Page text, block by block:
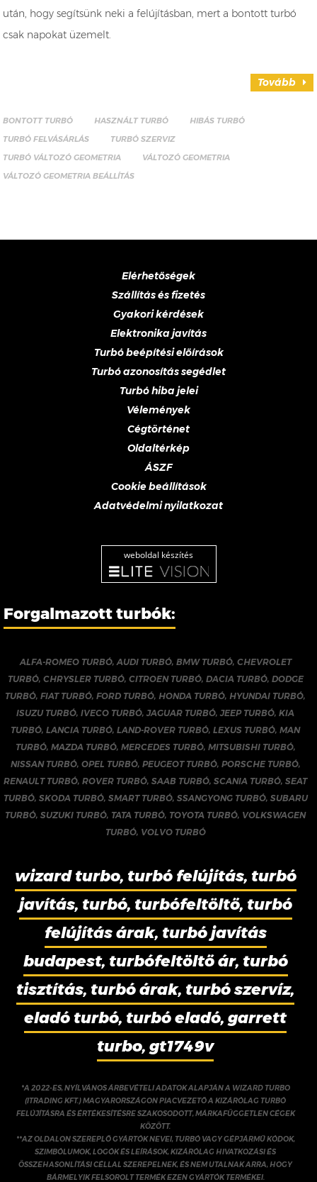
után, hogy segítsünk neki a felújításban, mert a bontott turbó
csak napokat üzemelt.
Tovább
BONTOTT TURBÓ HASZNÁLT TURBÓ
HIBÁS TURBÓ
TURBÓ FELVÁSÁRLÁS
TURBÓ SZERVIZ
TURBÓ VÁLTOZÓ GEOMETRIA
VÁLTOZÓ GEOMETRIA
VÁLTOZÓ GEOMETRIA BEÁLLÍTÁS
Elérhetőségek
Szállítás és fizetés
Gyakori kérdések
Elektronika javítás
Turbó beépítési előírások
Turbó azonosítás segédlet
Turbó hiba jelei
Vélemények
Cégtörténet
Oldaltérkép
ÁSZF
Cookie beállítások
Adatvédelmi nyilatkozat
weboldal készítés
Forgalmazott turbók:
ALFA-ROMEO TURBÓ,AUDI TURBÓ, BMW TURBÓ, CHEVROLET
TURBÓ, CHRYSLER TURBÓ, CITROEN TURBÓ, DACIA TURBÓ, DODGE
TURBÓ,FIAT TURBÓ,FORD TURBÓ, HONDA TURBÓ, HYUNDAI TURBÓ,
ISUZU TURBÓ,IVECO TURBÓ,JAGUAR TURBÓ,JEEP TURBÓ,KIA
TURBÓ,LANCIA TURBÓ,LAND-ROVER TURBÓ,LEXUS TURBÓ,MAN
TURBÓ, MAZDA TURBÓ, MERCEDES TURBÓ, MITSUBISHI TURBÓ,
NISSAN TURBÓ, OPEL TURBÓ, PEUGEOT TURBÓ, PORSCHE TURBÓ,
RENAULT TURBÓ,ROVER TURBÓ,SAAB TURBÓ,SCANIA TURBÓ,SEAT
TURBÓ, SKODA TURBÓ, SMART TURBÓ, SSANGYONG TURBÓ, SUBARU
TURBÓ,SUZUKI TURBÓ, TATA TURBÓ, TOYOTA TURBÓ, VOLKSWAGEN
TURBÓ, VOLVO TURBÓ
wizard turbo, turbó felújítás, turbó
javítás, turbó, turbófeltöltő, turbó
felújítás árak, turbó javítás
budapest, turbófeltöltő ár, turbó
tisztítás, turbó árak, turbó szervíz,
eladó turbó, turbó eladó, garrett
turbo, gt1749v
*A 2022-ES, NYÍLVÁNOS ÁRBEVÉTELI ADATOK ALAPJÁN A WIZARD TURBO
(ITRADING KFT.) MAGYARORSZÁGON PIACVEZETŐ A KIZÁRÓLAG TURBÓ
FELÚJÍTÁSRA ÉS ÉRTÉKESÍTÉSRE SZAKOSODOTT, MÁRKAFÜGGETLEN CÉGEK
KÖZÖTT.
**AZ OLDALON SZEREPLŐ GYÁRTÓK NEVEI, TURBÓ VAGY GÉPJÁRMŰ KÓDOK,
SZIMBÓLUMOK, LOGÓK ÉS LEÍRÁSOK, KIZÁRÓLAG HIVATKOZÁSI ÉS
ÖSSZEHASONLÍTÁSI CÉLLAL SZEREPELNEK, ÉS NEM UTALNAK ARRA, HOGY
BÁRMELYIK FELSOROLT TERMÉK EZEN GYÁRTÓK TERMÉKEI.